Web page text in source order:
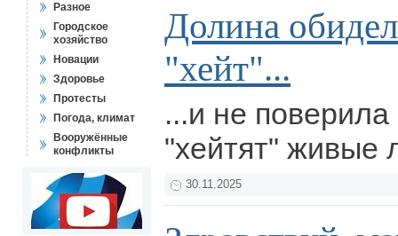
Разное
Городское
хозяйство
Новации
Здоровье
Протесты
Погода, климат
Вооружённые
конфликты
Долина
"хейт"...
...и не поверила
"хейтят" живые
30.11.2025